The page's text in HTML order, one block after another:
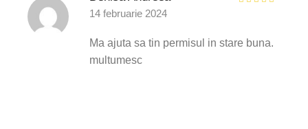
14 februarie 2024
Ma ajuta sa tin permisul in stare buna.
multumesc